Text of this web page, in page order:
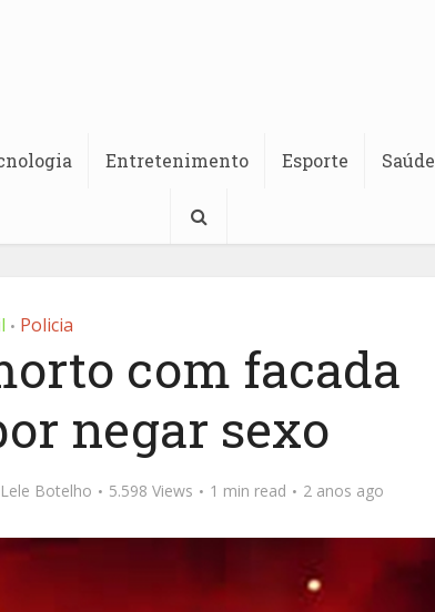
Entretenimento Esporte Saúde
• Policia
com facada
negar sexo
Botelho 5.598 Views 1 min read 2 anos ago